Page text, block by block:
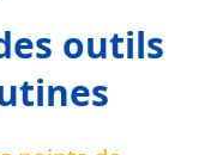
outils